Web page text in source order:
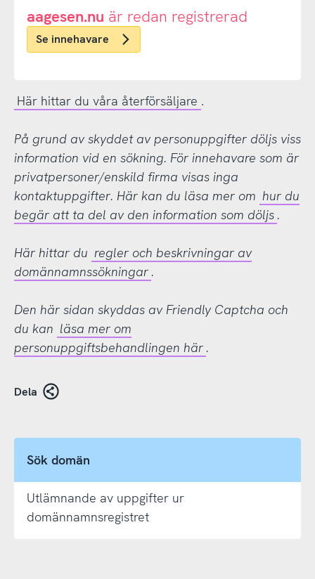
eller
.nu-
domän
aagesen.nu är redan registrerad
Se innehavare
Här hittar du våra återförsäljare .
På grund av skyddet av personuppgifter döljs viss
information vid en sökning. För innehavare som är
privatpersoner/enskild firma visas inga
kontaktuppgifter. Här kan du läsa mer om hur du
begär att ta del av den information som döljs .
Här hittar du regler och beskrivningar av
domännamnssökningar .
Den här sidan skyddas av Friendly Captcha och
du kan läsa mer om
personuppgiftsbehandlingen här .
Dela
Sök domän
Utlämnande av uppgifter ur
domännamnsregistret